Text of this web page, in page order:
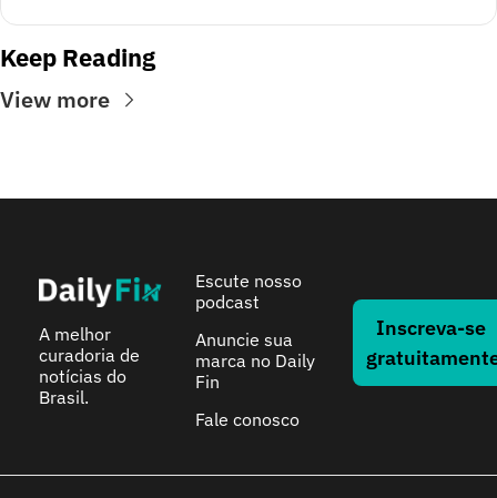
Keep Reading
View more
A melhor
curadoria de
notícias do
Brasil.
Escute nosso
podcast
Anuncie sua
marca no Daily
Fin
Fale conosco
Inscreva-se